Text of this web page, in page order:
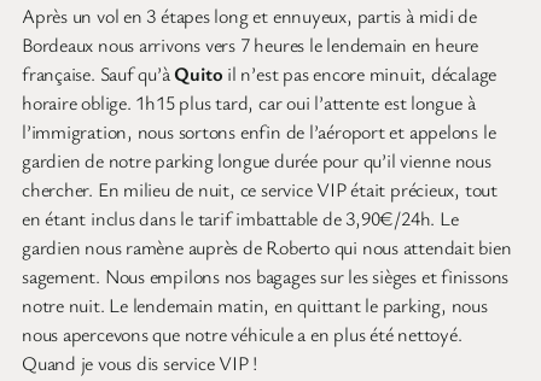
Après un vol en 3 étapes long et ennuyeux, partis à midi de
Bordeaux nous arrivons vers 7 heures le lendemain en heure
française. Sauf qu’àQuito il n’est pas encore minuit, décalage
horaire oblige. 1h15 plus tard, car oui l’attente est longue à
l’immigration, nous sortons enfin de l’aéroport et appelons le
gardien de notre parking longue durée pour qu’il vienne nous
chercher. En milieu de nuit, ce service VIP était précieux, tout
en étant inclus dans le tarif imbattable de 3,90€/24h. Le
gardien nous ramène auprès de Roberto qui nous attendait bien
sagement. Nous empilons nos bagages sur les sièges et finissons
notre nuit. Le lendemain matin, en quittant le parking, nous
nous apercevons que notre véhicule a en plus été nettoyé.
Quand je vous dis service VIP !